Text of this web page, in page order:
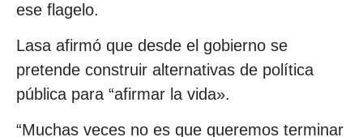
ese flagelo.
Lasa afirmó que desde el gobierno se
pretende construir alternativas de política
pública para “afirmar la vida».
“Muchas veces no es que queremos terminar